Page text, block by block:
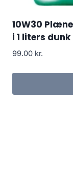
10W30
i 1 liters dunk
99.00 kr.